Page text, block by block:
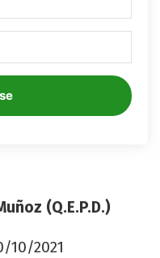
(Q.E.P.D.)
10/2021